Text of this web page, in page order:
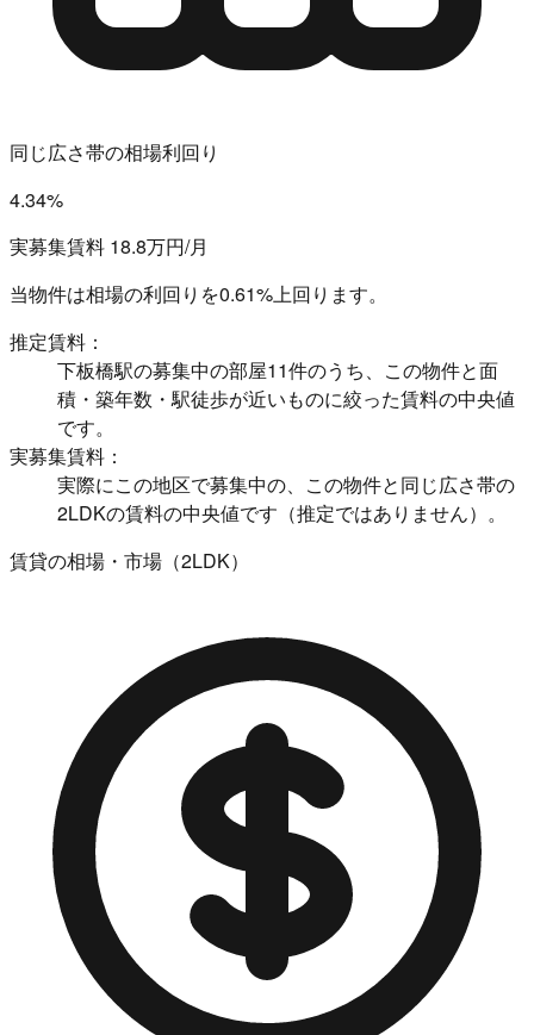
同じ広さ帯の相場利回り
4.34%
実募集賃料 18.8万円/月
当物件は相場の利回りを0.61%上回ります。
推定賃料：
下板橋駅の募集中の部屋11件のうち、この物件と面
積・築年数・駅徒歩が近いものに絞った賃料の中央値
です。
実募集賃料：
実際にこの地区で募集中の、この物件と同じ広さ帯の
2LDKの賃料の中央値です（推定ではありません）。
賃貸の相場・市場（2LDK）